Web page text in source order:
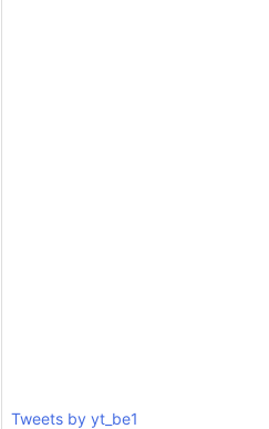
Tweets by yt_be1